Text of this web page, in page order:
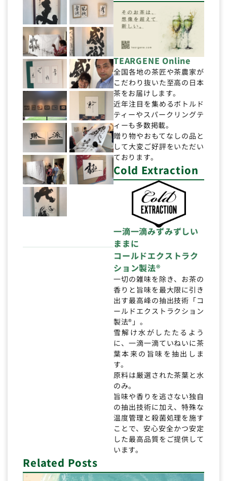
TEARGENE Online
全国各地の茶匠や茶農家が
こだわり抜いた至高の日本
茶をお届けします。
近年注目を集めるボトルド
ティーやスパークリングテ
ィーも多数掲載。
贈り物やおもてなしの品と
して大変ご好評をいただい
ております。
Cold Extraction
一滴一滴みずみずしい
ままに
コールドエクストラク
ション製法®
一切の雑味を除き、お茶の
香りと旨味を最大限に引き
出す最高峰の抽出技術「コ
ールドエクストラクション
製法®」。
雪解け水がしたたるよう
に、一滴一滴ていねいに茶
葉本来の旨味を抽出しま
す。
原料は厳選された茶葉と水
のみ。
旨味や香りを逃さない独自
の抽出技術に加え、特殊な
温度管理と殺菌処理を施す
ことで、安心安全かつ安定
した最高品質をご提供して
います。
Related Posts